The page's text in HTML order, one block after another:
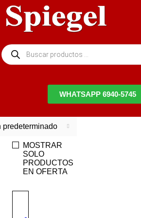
WHATSAPP 6940-5745
predeterminado
MOSTRAR
SOLO
PRODUCTOS
EN OFERTA